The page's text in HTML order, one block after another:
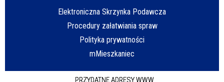
Elektroniczna Skrzynka Podawcza
Procedury załatwiania spraw
Polityka prywatności
mMieszkaniec
PRZYDATNE ADRESY WWW